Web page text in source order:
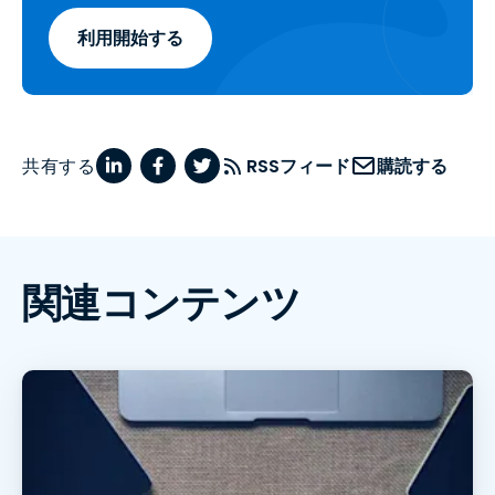
利用開始する
共有する RSSフィード 購読する
関連コンテンツ